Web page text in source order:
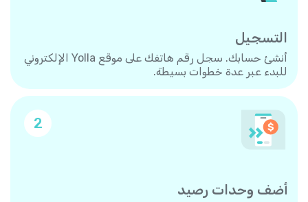
التسجيل
أنشئ حسابك. سجل رقم هاتفك على موقع Yolla الإلكتروني
للبدء عبر عدة خطوات بسيطة.
2
أضف وحدات رصيد